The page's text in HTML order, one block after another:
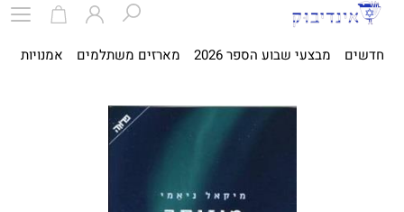
חדשים מבצעי שבוע הספר 2026 מארזים משתלמים אמנויות